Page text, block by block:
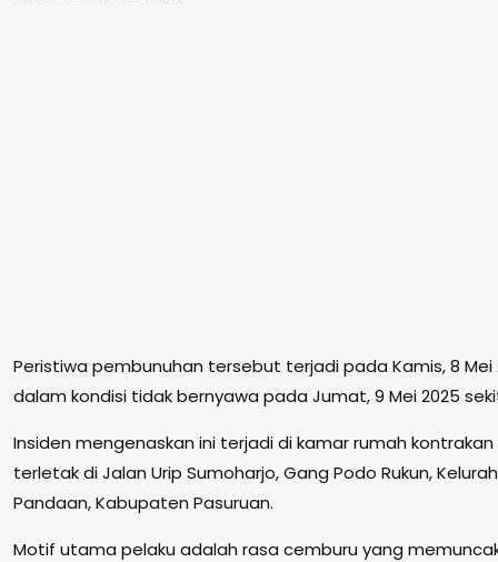
Peristiwa pembunuhan tersebut terjadi pada Kamis, 8 Mei
dalam kondisi tidak bernyawa pada Jumat, 9 Mei 2025
Insiden mengenaskan ini terjadi di kamar rumah
terletak di Jalan Urip Sumoharjo, Gang Podo Rukun,
Pandaan, Kabupaten Pasuruan.
Motif utama pelaku adalah rasa cemburu yang